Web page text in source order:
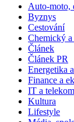
Auto-moto,
Byznys
Cestování
Chemický
Článek
Článek PR
Energetika
Finance a
IT a
Kultura
Lifestyle